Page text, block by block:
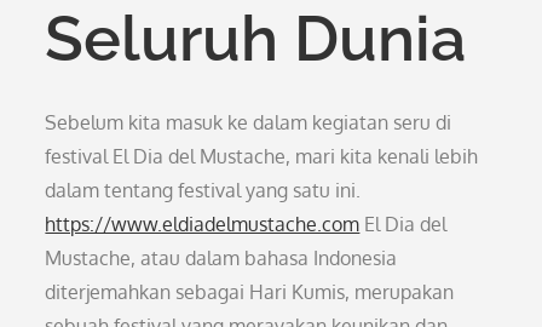
Seluruh Dunia
Sebelum kita masuk ke dalam kegiatan seru di
festival El Dia del Mustache, mari kita kenali lebih
dalam tentang festival yang satu ini.
https://www.eldiadelmustache.com El Dia del
Mustache, atau dalam bahasa Indonesia
diterjemahkan sebagai Hari Kumis, merupakan